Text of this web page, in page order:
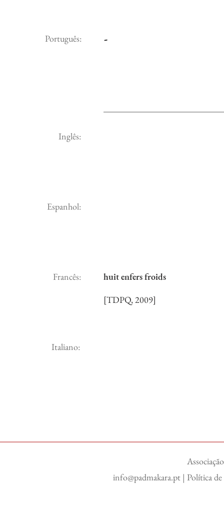
Português: -
Inglês:
Espanhol:
Francês:
huit enfers froids
[TDPQ, 2009]
Italiano:
info@padmakara.pt | Política